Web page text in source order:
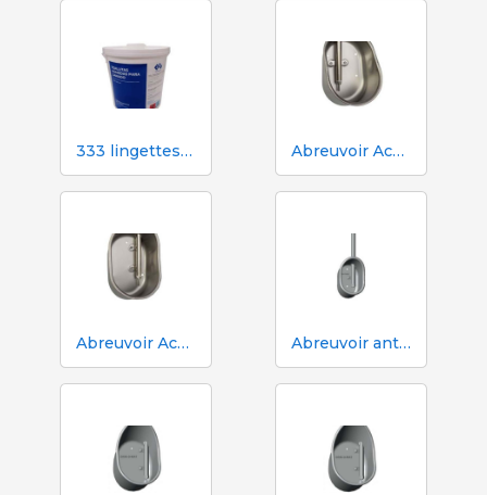
333 lingettes humides pour truies pendant l'insémination Abreuvoir Aco Funki pour grandes truies Multi-Drinker MAXI
Abreuvoir Aco Funki pour truies Multi-Drinker MULTI Abreuvoir anti-déversement ACO Funki Mini Drik-O-Mat® pour porcelets